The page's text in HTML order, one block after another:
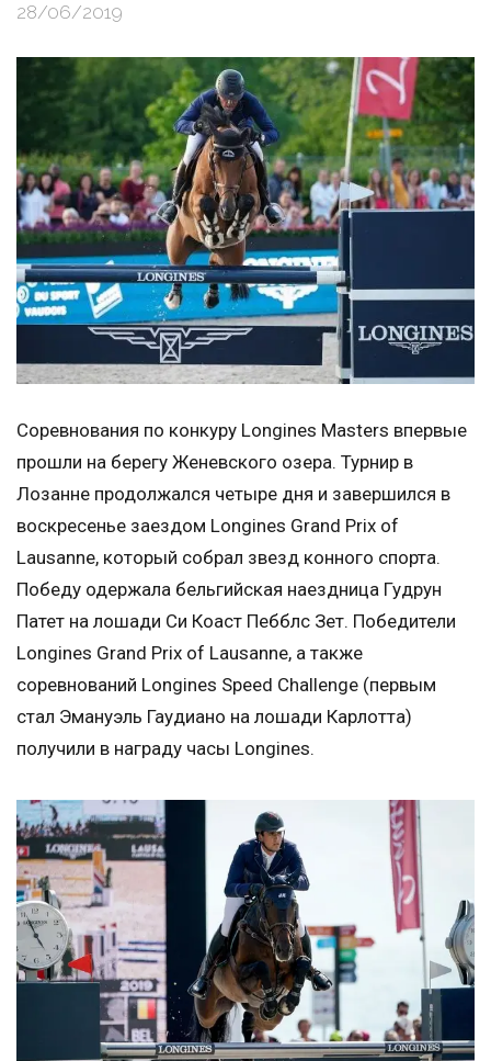
28/06/2019
Соревнования по конкуру Longines Masters впервые
прошли на берегу Женевского озера. Турнир в
Лозанне продолжался четыре дня и завершился в
воскресенье заездом Longines Grand Prix of
Lausanne, который собрал звезд конного спорта.
Победу одержала бельгийская наездница Гудрун
Патет на лошади Си Коаст Пебблс Зет. Победители
Longines Grand Prix of Lausanne, а также
соревнований Longines Speed Challenge (первым
стал Эмануэль Гаудиано на лошади Карлотта)
получили в награду часы Longines.